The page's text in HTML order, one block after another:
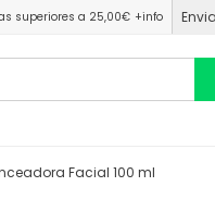
superiores a 25,00€ +info
Facial 100 ml